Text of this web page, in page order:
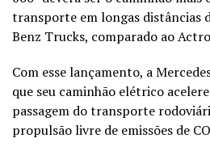
transporte em longas distâncias
Benz Trucks, comparado ao
Com esse lançamento, a
que seu caminhão elétrico
passagem do transporte
propulsão livre de emissões de